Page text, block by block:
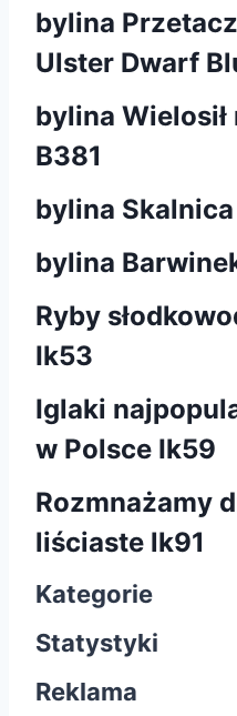
bylina
Ulster Dwarf
bylina Wielosił
B381
bylina
bylina
Ryby
Ik53
Iglaki
w Polsce Ik59
Rozmnażamy
liściaste lk91
Kategorie
Statystyki
Reklama